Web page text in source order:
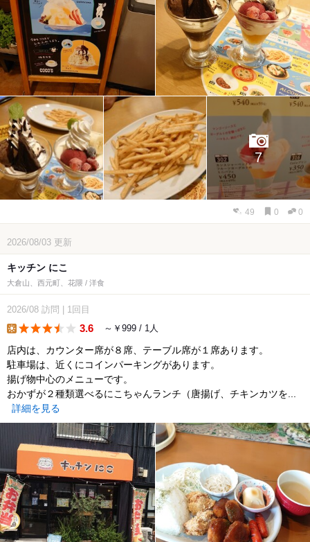
7
49 0 0
2026/08/03 更新
キッチン にこ
大倉山、西元町、花隈 / 洋食
2026/08 訪問 | 1回目
3.6 ～￥999 / 1人
店内は、カウンター席が８席、テーブル席が１席あります。
駐車場は、近くにコインパーキングがあります。
揚げ物中心のメニューです。
おかずが２種類選べるにこちゃんランチ（唐揚げ、チキンカツを...
詳細を見る